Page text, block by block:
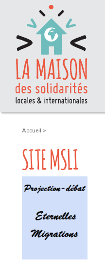
Accueil >
SITE MSLI